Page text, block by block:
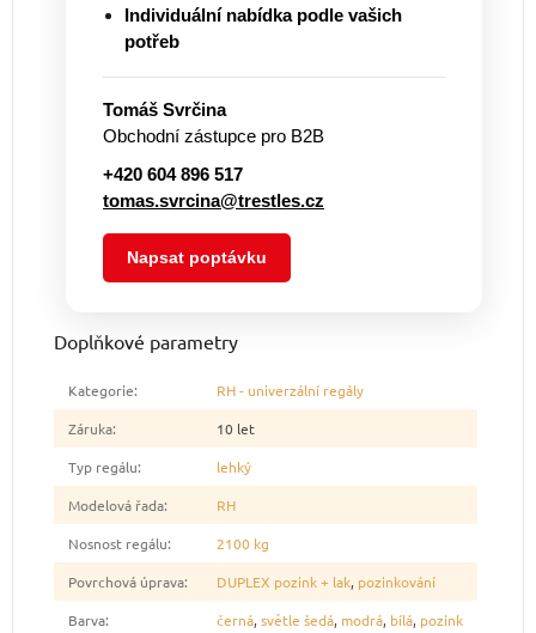
Individuální nabídka podle vašich
potřeb
Tomáš Svrčina
Obchodní zástupce pro B2B
+420 604 896 517
tomas.svrcina@trestles.cz
Napsat poptávku
Doplňkové parametry
Kategorie:
RH - univerzální regály
Záruka:
10 let
Typ regálu:
lehký
Modelová řada:
RH
Nosnost regálu:
2100 kg
Povrchová úprava: DUPLEX pozink + lak, pozinkování
Barva: černá, světle šedá, modrá, bílá, pozink